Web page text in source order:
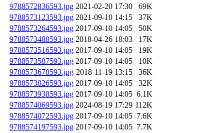
9788572836593.jpg 2021-02-20 17:30
69K
9788573123593.jpg 2021-09-10 14:15
37K
9788573264593.jpg 2017-09-10 14:05
50K
9788573488593.jpg 2018-04-26 18:03
17K
9788573516593.jpg 2017-09-10 14:05
19K
9788573587593.jpg 2017-09-10 14:05
10K
9788573678593.jpg 2018-11-19 13:15
36K
9788573826593.jpg 2017-09-10 14:05
32K
9788573938593.jpg 2017-09-10 14:05 6.1K
9788574069593.jpg 2024-08-19 17:29 112K
9788574072593.jpg 2017-09-10 14:05 7.6K
9788574197593.jpg 2017-09-10 14:05 7.7K